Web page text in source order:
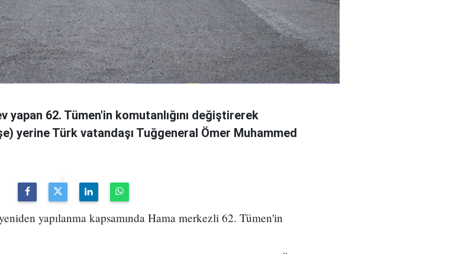
yapan 62. Tümen'in komutanlığını değiştirerek
yerine Türk vatandaşı Tuğgeneral Ömer Muhammed
yapılanma kapsamında Hama merkezli 62. Tümen'in